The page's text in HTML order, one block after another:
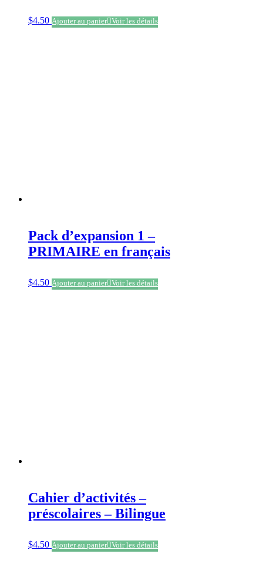
$4.50 Ajouter au panier Voir les détails
Pack d’expansion 1 –
PRIMAIRE en français
$4.50 Ajouter au panier Voir les détails
Cahier d’activités –
préscolaires – Bilingue
$4.50 Ajouter au panier Voir les détails